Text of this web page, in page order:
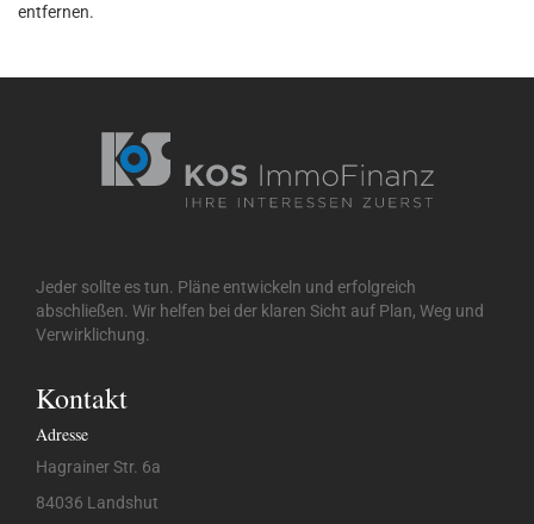
entfernen.
Jeder sollte es tun. Pläne entwickeln und erfolgreich
abschließen. Wir helfen bei der klaren Sicht auf Plan, Weg und
Verwirklichung.
Kontakt
Adresse
Hagrainer Str. 6a
84036 Landshut